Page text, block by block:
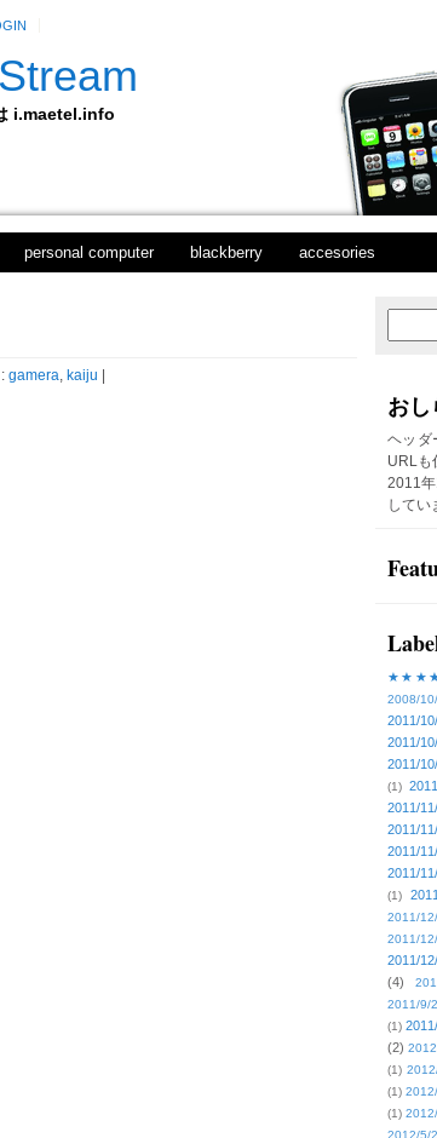
i.maetel.info
personal computer blackberry accesories
gamera, kaiju
お
ヘッダ
URLも
2011
してい
2008/
2011/
2011/
2011/
(1)
2011/
2011/
2011/
2011/
(1)
2011/
2011/
2011/
(4)
2011/9/
(1)
(2)
(1)
(1)
(1)
2012/5/2